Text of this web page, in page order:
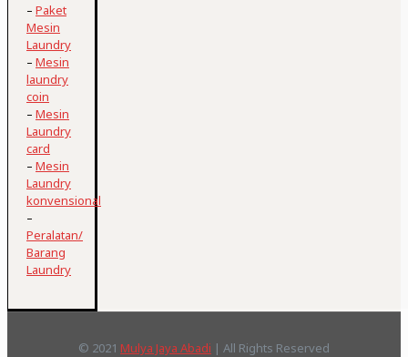
– Paket
Mesin
Laundry
– Mesin
laundry
coin
– Mesin
Laundry
card
– Mesin
Laundry
konvensional
–
Peralatan/
Barang
Laundry
© 2021 Mulya Jaya Abadi | All Rights Reserved